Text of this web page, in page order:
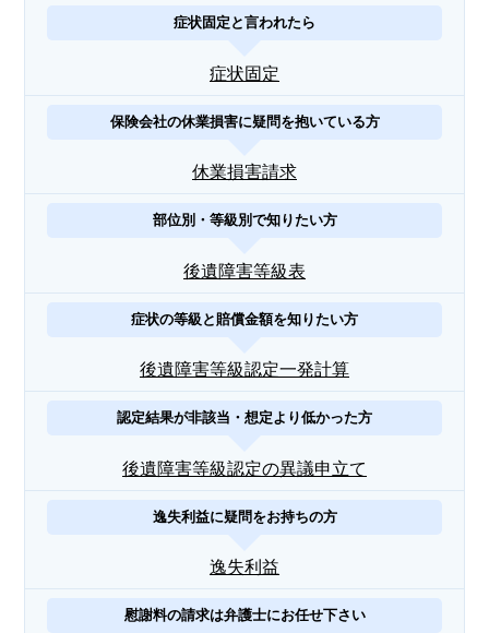
症状固定と言われたら
症状固定
保険会社の休業損害に疑問を抱いている方
休業損害請求
部位別・等級別で知りたい方
後遺障害等級表
症状の等級と賠償金額を知りたい方
後遺障害等級認定一発計算
認定結果が非該当・想定より低かった方
後遺障害等級認定の異議申立て
逸失利益に疑問をお持ちの方
逸失利益
慰謝料の請求は弁護士にお任せ下さい